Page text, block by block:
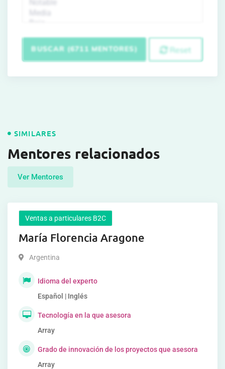
BUSCAR (6711 MENTORES) Reset
SIMILARES
Mentores relacionados
Ver Mentores
Ventas a particulares B2C
María Florencia Aragone
Argentina
Idioma del experto
Español | Inglés
Tecnología en la que asesora
Array
Grado de innovación de los proyectos que asesora
Array